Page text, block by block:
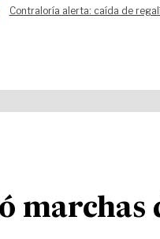
Contraloría alerta: caída de
marchas